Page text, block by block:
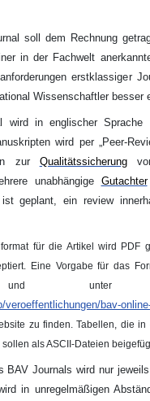
soll dem Rechnung
in der Fachwelt
erstklassiger
Wissenschaftler besser
wird in englischer Sprache
wird per „Peer-
zur Qualitätssicherung
unabhängige Gutachter
geplant, ein review
für die Artikel wird PDF
Eine Vorgabe für das
und
veroeffentlichungen/bav-
zu finden. Tabellen, die in
als ASCII-Dateien
BAV Journals wird nur
in unregelmäßigen